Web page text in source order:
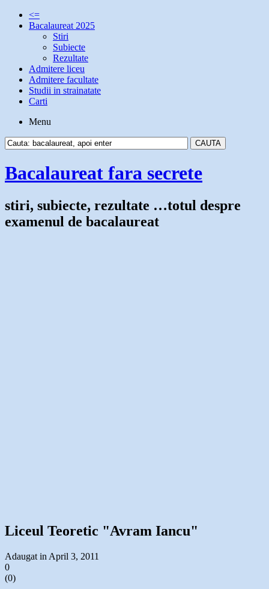
<=
Bacalaureat 2025
Stiri
Subiecte
Rezultate
Admitere liceu
Admitere facultate
Studii in strainatate
Carti
Menu
Bacalaureat fara secrete
stiri, subiecte, rezultate …totul despre
examenul de bacalaureat
Liceul Teoretic "Avram Iancu"
Adaugat in April 3, 2011
0
(0)